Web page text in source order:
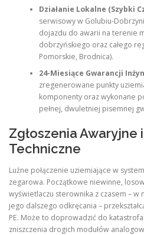
Działanie Lokalne (Szybki
serwisowy w Golubiu-
dojazdu do awarii na terenie
dobrzyńskiego oraz całego
Pomorskie, Brodnica).
24-Miesiące Gwarancji
zregenerowane punkty
komponenty oraz wykonane
pełnej, dwuletniej pisemnej
Zgłoszenia Awaryjne
Techniczne
Luźne połączenie uziemiające w
zegarowa. Początkowe niewinne,
wyświetlaczu sterownika z czasem – w
jego dalszego odkręcania –
PE. Może to doprowadzić do
zniszczenia drogich modułów